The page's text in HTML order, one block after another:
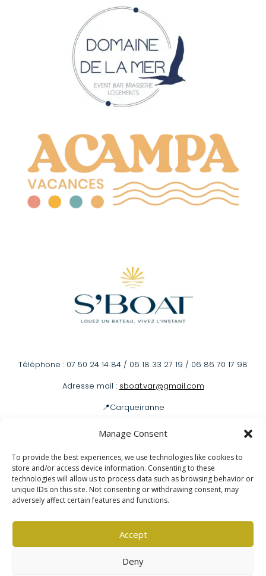
Manage Consent
To provide the best experiences, we use technologies like cookies to
store and/or access device information. Consenting to these
technologies will allow us to process data such as browsing behavior or
unique IDs on this site. Not consenting or withdrawing consent, may
adversely affect certain features and functions.
Accept
Deny
Téléphone : 07 50 24 14 84 / 06 18 33 27 19 / 06 86 70 17 98
Adresse mail : sboat.var@gmail.com
📍Carqueiranne
📍Hyères
Louer un bateau
Mentions légales|Politique de confidentialité